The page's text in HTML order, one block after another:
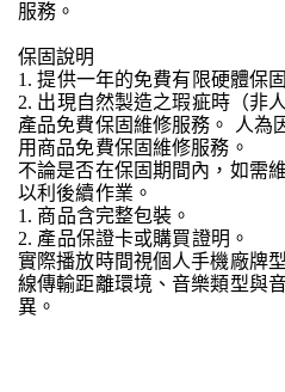
服務。
保固說明
1. 提供一年的免費有限硬體保
2. 出現自然製造之瑕疵時（非
產品免費保固維修服務。 人為
用商品免費保固維修服務。
不論是否在保固期間內，如需
以利後續作業。
1. 商品含完整包裝。
2. 產品保證卡或購買證明。
實際播放時間視個人手機廠牌
線傳輸距離環境、音樂類型與
異。